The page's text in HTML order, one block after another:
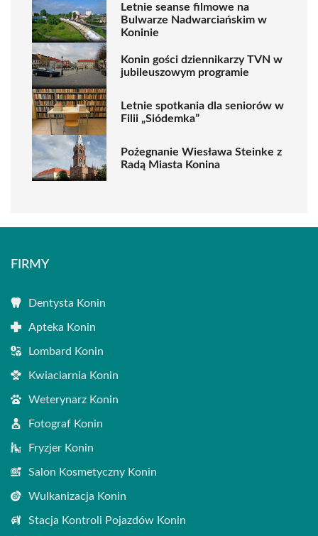
Letnie seanse filmowe na
Bulwarze Nadwarciańskim w
Koninie
Konin gości dziennikarzy TVN w
jubileuszowym programie
Letnie spotkania dla seniorów w
Filii „Siódemka”
Pożegnanie Wiesława Steinke z
Radą Miasta Konina
FIRMY
Dentysta Konin
Apteka Konin
Lombard Konin
Kwiaciarnia Konin
Weterynarz Konin
Fotograf Konin
Fryzjer Konin
Salon Kosmetyczny Konin
Wulkanizacja Konin
Stacja Kontroli Pojazdów Konin